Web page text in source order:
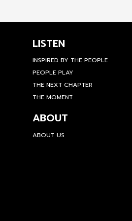
LISTEN
INSPIRED BY THE PEOPLE
PEOPLE PLAY
THE NEXT CHAPTER
THE MOMENT
ABOUT
ABOUT US